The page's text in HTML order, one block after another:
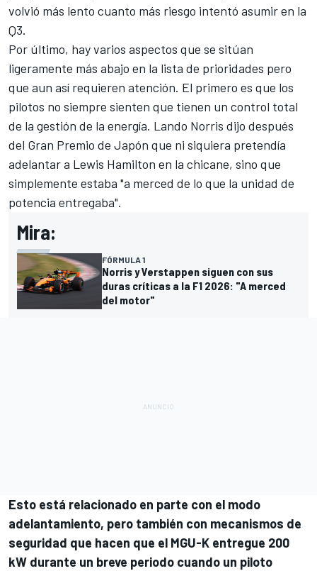
volvió más lento cuanto más riesgo intentó asumir en la
Q3.
Por último, hay varios aspectos que se sitúan
ligeramente más abajo en la lista de prioridades pero
que aun así requieren atención. El primero es que los
pilotos no siempre sienten que tienen un control total
de la gestión de la energía. Lando Norris dijo después
del Gran Premio de Japón que ni siquiera pretendía
adelantar a Lewis Hamilton en la chicane, sino que
simplemente estaba "a merced de lo que la unidad de
potencia entregaba".
Mira:
FÓRMULA 1
Norris y Verstappen siguen con sus
duras críticas a la F1 2026: "A merced
del motor"
Esto está relacionado en parte con el modo
adelantamiento, pero también con mecanismos de
seguridad que hacen que el MGU-K entregue 200
kW durante un breve periodo cuando un piloto